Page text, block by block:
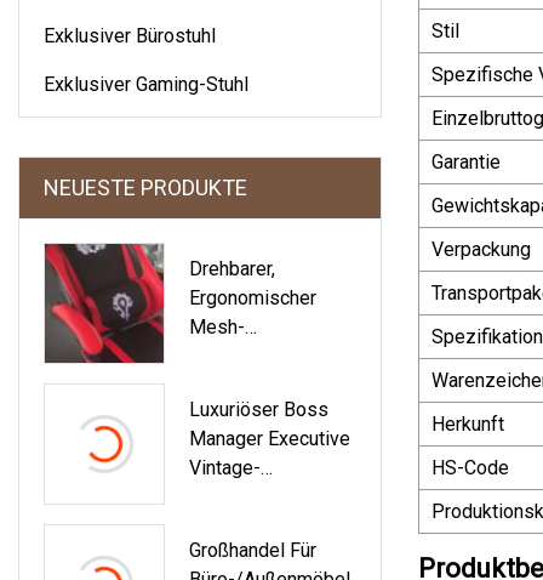
Exklusiver Bürostuhl
Exklusiver Gaming-Stuhl
NEUESTE PRODUKTE
Drehbarer,
Ergonomischer
Mesh-
Computer- Und
Rennsport-
Bürostühle
Luxuriöser Boss
Manager Executive
Vintage-
Rückenlehne,
Großhandel Für
Stil
Spezifische
Garantie
Verpackung
Spezifikation
Herkunft
HS-Code